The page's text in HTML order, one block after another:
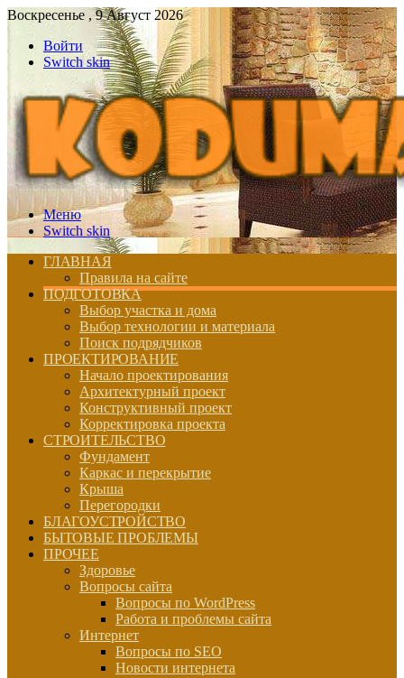
Воскресенье , 9 Август 2026
Войти
Switch skin
Меню
Switch skin
ГЛАВНАЯ
Правила на сайте
ПОДГОТОВКА
Выбор участка и дома
Выбор технологии и материала
Поиск подрядчиков
ПРОЕКТИРОВАНИЕ
Начало проектирования
Архитектурный проект
Конструктивный проект
Корректировка проекта
СТРОИТЕЛЬСТВО
Фундамент
Каркас и перекрытие
Крыша
Перегородки
БЛАГОУСТРОЙСТВО
БЫТОВЫЕ ПРОБЛЕМЫ
ПРОЧЕЕ
Здоровье
Вопросы сайта
Вопросы по WordPress
Работа и проблемы сайта
Интернет
Вопросы по SEO
Новости интернета